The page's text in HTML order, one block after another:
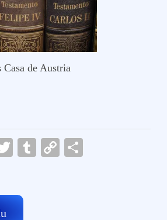
Casa de Austria
TwitterTumblr
Copy